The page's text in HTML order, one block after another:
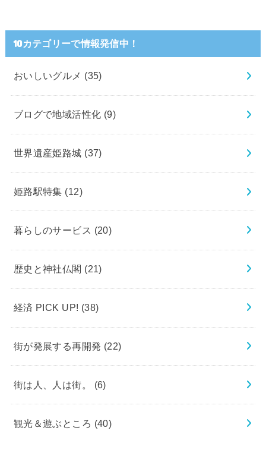
10カテゴリーで情報発信中！
おいしいグルメ (35)
ブログで地域活性化 (9)
世界遺産姫路城 (37)
姫路駅特集 (12)
暮らしのサービス (20)
歴史と神社仏閣 (21)
経済 PICK UP! (38)
街が発展する再開発 (22)
街は人、人は街。 (6)
観光＆遊ぶところ (40)